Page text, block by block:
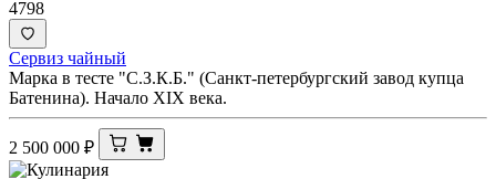
4798
Сервиз чайный
Марка в тесте "С.З.К.Б." (Санкт-петербургский завод купца
Батенина). Начало XIX века.
2 500 000 ₽